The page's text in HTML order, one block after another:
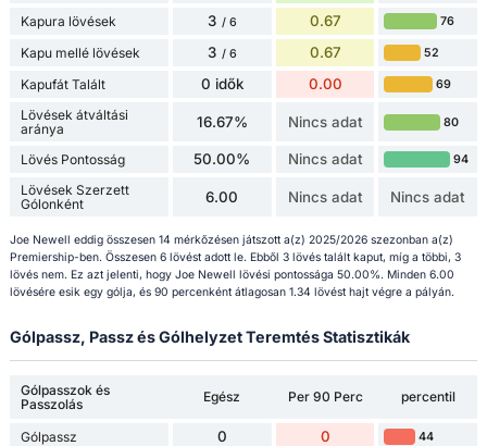
Kapura lövések 3 / 6 0.67 76
Kapu mellé lövések 3 / 6 0.67 52
Kapufát Talált 0 idők 0.00 69
Lövések átváltási
aránya
16.67% Nincs adat 80
Lövés Pontosság 50.00% Nincs adat 94
Lövések Szerzett
Gólonként
6.00 Nincs adat Nincs adat
Joe Newell eddig összesen 14 mérkőzésen játszott a(z) 2025/2026 szezonban a(z)
Premiership-ben. Összesen 6 lövést adott le. Ebből 3 lövés talált kaput, míg a többi, 3
lövés nem. Ez azt jelenti, hogy Joe Newell lövési pontossága 50.00%. Minden 6.00
lövésére esik egy gólja, és 90 percenként átlagosan 1.34 lövést hajt végre a pályán.
Gólpassz, Passz és Gólhelyzet Teremtés Statisztikák
Gólpasszok és
Passzolás
Egész Per 90 Perc percentil
Gólpassz 0 0 44